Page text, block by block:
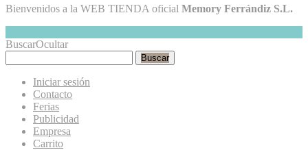
Bienvenidos a la WEB TIENDA oficial Memory Ferrándiz S.L.
BuscarOcultar
Buscar
Iniciar sesión
Contacto
Ferias
Publicidad
Empresa
Carrito